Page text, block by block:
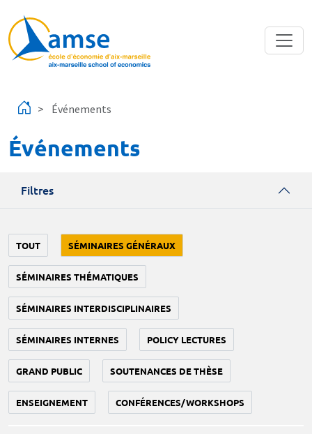
Événements
Événements
Filtres
TOUT SÉMINAIRES GÉNÉRAUX
SÉMINAIRES THÉMATIQUES
SÉMINAIRES INTERDISCIPLINAIRES
SÉMINAIRES INTERNES POLICY LECTURES
GRAND PUBLIC SOUTENANCES DE THÈSE
ENSEIGNEMENT CONFÉRENCES/WORKSHOPS